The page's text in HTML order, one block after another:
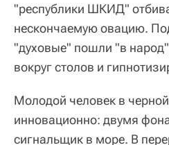
"республики ШКИД"
нескончаемую овацию.
"духовые" пошли "в
вокруг столов и
Молодой человек в
инновационно: двумя
сигнальщик в море. В